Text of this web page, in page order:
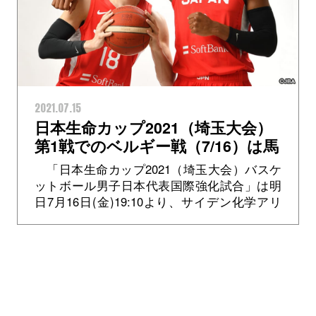
2021.07.15
日本生命カップ2021（埼玉大会）
第1戦でのベルギー戦（7/16）は馬
場雄大選手と八村塁選手の凱旋試
合
「日本生命カップ2021（埼玉大会）バスケ
ットボール男子日本代表国際強化試合」は明
日7月16日(金)19:10より、サイデン化学アリ